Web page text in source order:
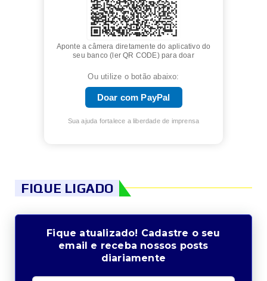
Aponte a câmera diretamente do aplicativo do
seu banco (ler QR CODE) para doar
Ou utilize o botão abaixo:
Doar com PayPal
Sua ajuda fortalece a liberdade de imprensa
FIQUE LIGADO
Fique atualizado! Cadastre o seu
email e receba nossos posts
diariamente